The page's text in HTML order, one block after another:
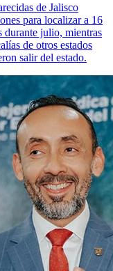
de Jalisco
para localizar a 16
durante julio, mientras
de otros estados
salir del estado.